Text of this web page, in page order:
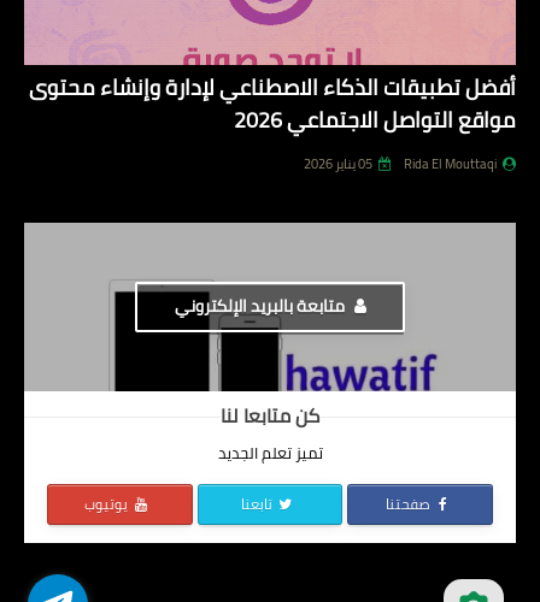
أفضل تطبيقات الذكاء الاصطناعي لإدارة وإنشاء محتوى
مواقع التواصل الاجتماعي 2026
Rida El Mouttaqi 05 يناير 2026
متابعة بالبريد الإلكتروني
كن متابعا لنا
تميز تعلم الجديد
صفحتنا تابعنا يوتيوب